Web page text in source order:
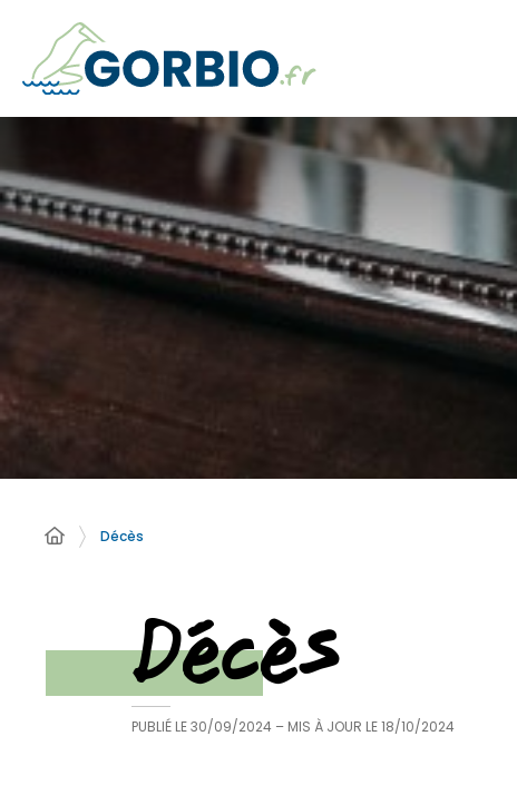
Décès
Décès
PUBLIÉ LE30/09/2024 – MIS À JOUR LE18/10/2024